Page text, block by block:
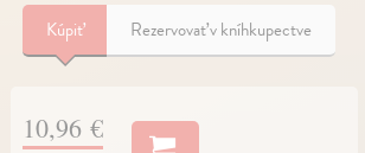
Kúpiť Rezervovať v kníhkupectve
10,96 €